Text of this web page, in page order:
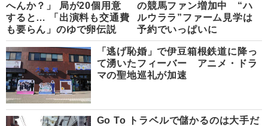
へんか？」 局が20個用意
すると… 「出演料も交通費
も要らん」のゆで卵伝説
の競馬ファン増加中 “ハ
ルウララ”ファーム見学は
予約でいっぱいに
「逃げ恥婚」で伊豆箱根鉄道に降っ
て湧いたフィーバー アニメ・ドラ
マの聖地巡礼が加速
Go To トラベルで儲かるのは大手だ